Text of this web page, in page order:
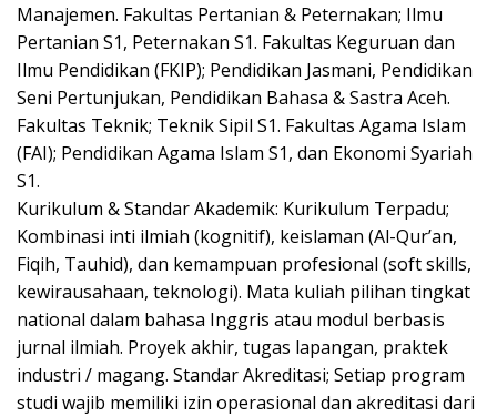
Manajemen. Fakultas Pertanian & Peternakan; Ilmu
Pertanian S1, Peternakan S1. Fakultas Keguruan dan
Ilmu Pendidikan (FKIP); Pendidikan Jasmani, Pendidikan
Seni Pertunjukan, Pendidikan Bahasa & Sastra Aceh.
Fakultas Teknik; Teknik Sipil S1. Fakultas Agama Islam
(FAI); Pendidikan Agama Islam S1, dan Ekonomi Syariah
S1.
Kurikulum & Standar Akademik: Kurikulum Terpadu;
Kombinasi inti ilmiah (kognitif), keislaman (Al-Qur’an,
Fiqih, Tauhid), dan kemampuan profesional (soft skills,
kewirausahaan, teknologi). Mata kuliah pilihan tingkat
national dalam bahasa Inggris atau modul berbasis
jurnal ilmiah. Proyek akhir, tugas lapangan, praktek
industri / magang. Standar Akreditasi; Setiap program
studi wajib memiliki izin operasional dan akreditasi dari